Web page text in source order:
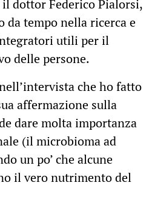
dottor Federico Pialorsi,
da tempo nella ricerca e
utili per il
delle persone.
che ho fatto
affermazione sulla
dare molta importanza
(il microbioma ad
un po’ che alcune
il vero nutrimento del